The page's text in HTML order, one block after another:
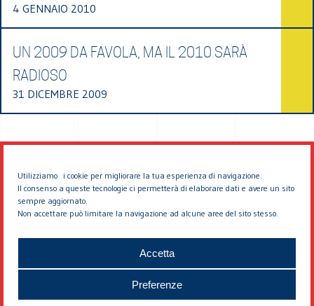
Utilizziamo i cookie per migliorare la tua esperienza di navigazione.
Il consenso a queste tecnologie ci permetterà di elaborare dati e avere un sito
sempre aggiornato.
Non accettare può limitare la navigazione ad alcune aree del sito stesso.
Accetta
Preferenze
4 GENNAIO 2010
UN 2009 DA FAVOLA, MA IL 2010 SARÀ
RADIOSO
31 DICEMBRE 2009
© 2026 EDDYBURG